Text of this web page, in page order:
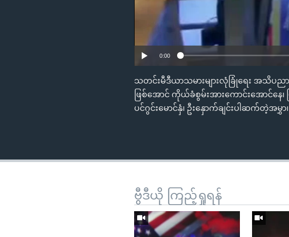
0:00
သတင်းမီဒီယာသမားများလုံခြုံရေး အသိပ
ဖြစ်အောင် ကိုယ်ခံစွမ်းအားကောင်းအောင်န
ပင်ဂွင်းမောင်နှံ၊ ဦးနှောက်ချင်းပါဆက်တဲ့အမွှ
ဗွီဒီယို ကြည့်ရှုရန်